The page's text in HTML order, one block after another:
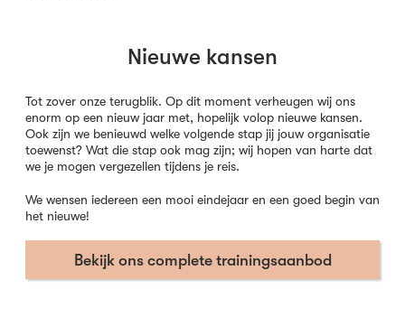
Nieuwe kansen
Tot zover onze terugblik. Op dit moment verheugen wij ons
enorm op een nieuw jaar met, hopelijk volop nieuwe kansen.
Ook zijn we benieuwd welke volgende stap jij jouw organisatie
toewenst? Wat die stap ook mag zijn; wij hopen van harte dat
we je mogen vergezellen tijdens je reis.
We wensen iedereen een mooi eindejaar en een goed begin van
het nieuwe!
Bekijk ons complete trainingsaanbod